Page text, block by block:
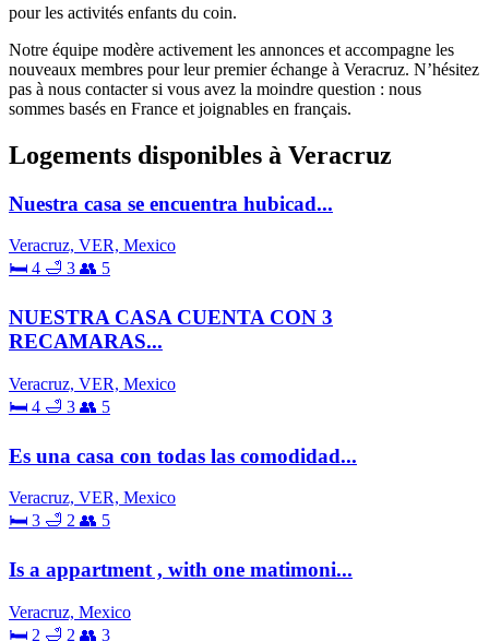
pour les activités enfants du coin.
Notre équipe modère activement les annonces et accompagne les
nouveaux membres pour leur premier échange à Veracruz. N’hésitez
pas à nous contacter si vous avez la moindre question : nous
sommes basés en France et joignables en français.
Logements disponibles à Veracruz
Nuestra casa se encuentra hubicad...
Veracruz, VER, Mexico
🛏 4 🛁 3 👥 5
NUESTRA CASA CUENTA CON 3
RECAMARAS...
Veracruz, VER, Mexico
🛏 4 🛁 3 👥 5
Es una casa con todas las comodidad...
Veracruz, VER, Mexico
🛏 3 🛁 2 👥 5
Is a appartment , with one matimoni...
Veracruz, Mexico
🛏 2 🛁 2 👥 3